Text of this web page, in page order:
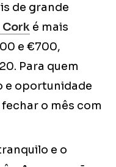
de grande
Cork é mais
e €700,
Para quem
e oportunidade
o mês com
e o